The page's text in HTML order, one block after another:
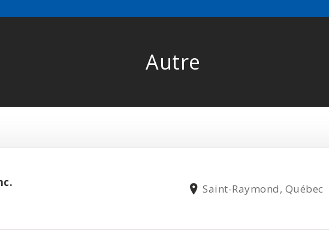
Autre
Saint-Raymond, Québec